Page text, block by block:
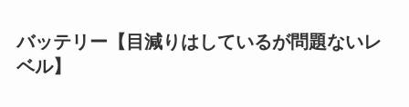
バッテリー【目減りはしているが問題ないレ
ベル】